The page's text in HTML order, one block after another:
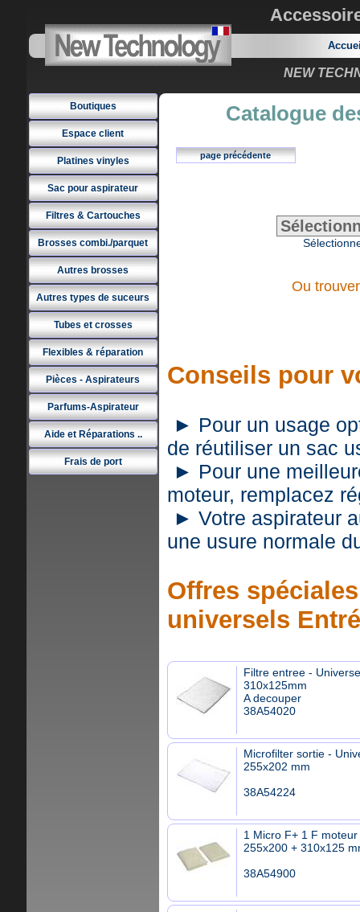
NEW
Boutiques
Espace client
Platines vinyles
Sac pour aspirateur
Filtres & Cartouches
Brosses combi./parquet
Autres brosses
Autres types de suceurs
Tubes et crosses
Flexibles & réparation
Pièces - Aspirateurs
Parfums-Aspirateur
Aide et Réparations ..
Frais de port
Catalogue
page précédente
Ou
Conseils pour
► Pour un usage
de réutiliser un sac
► Pour une
moteur, remplacez
► Votre aspirateur
une usure normale
Offres
universels
Filtre entree -
310x125mm
A decouper
38A54020
Microfilter sortie -
255x202 mm
38A54224
1 Micro F+ 1 F
255x200 + 310x125
38A54900